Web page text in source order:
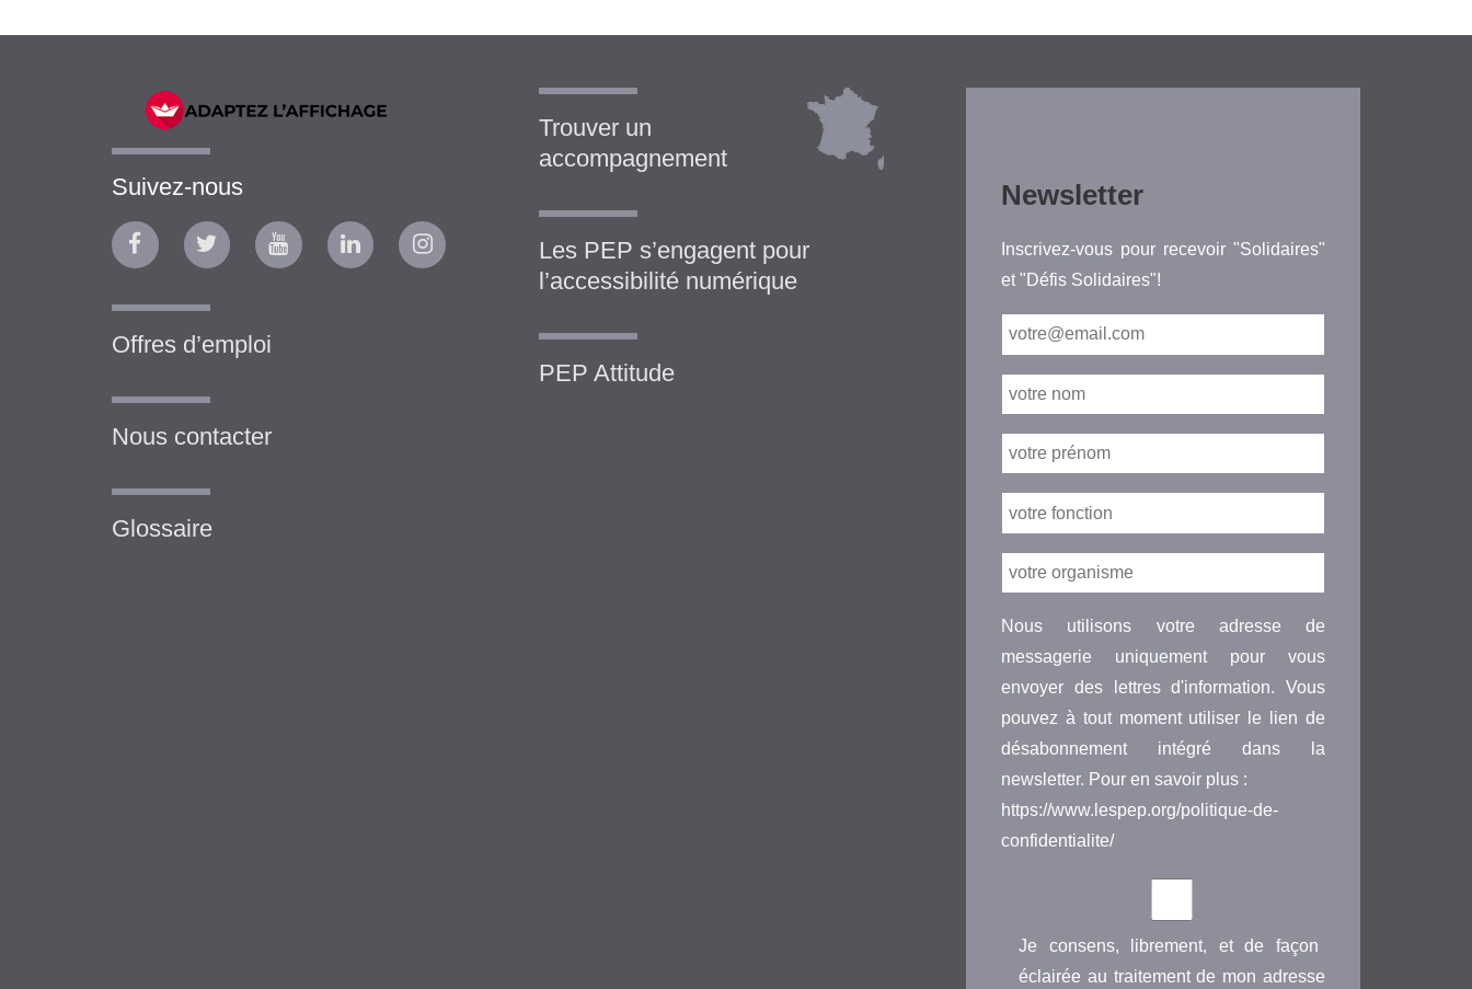
Suivez-nous
Offres d’emploi
Nous contacter
Glossaire
Trouver un
accompagnement
Les PEP s’engagent pour
l’accessibilité numérique
PEP Attitude
Newsletter
Inscrivez-vous pour recevoir "Solidaires"
et "Défis Solidaires"!
Nous utilisons votre adresse de
messagerie uniquement pour vous
envoyer des lettres d'information. Vous
pouvez à tout moment utiliser le lien de
désabonnement intégré dans la
newsletter. Pour en savoir plus :
https://www.lespep.org/politique-de-
confidentialite/
Je consens, librement, et de façon
éclairée au traitement de mon adresse